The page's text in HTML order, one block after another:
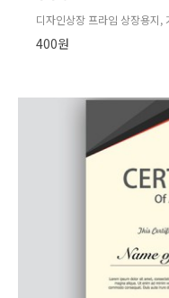
디자인상장 프라임 상장용지,
400원